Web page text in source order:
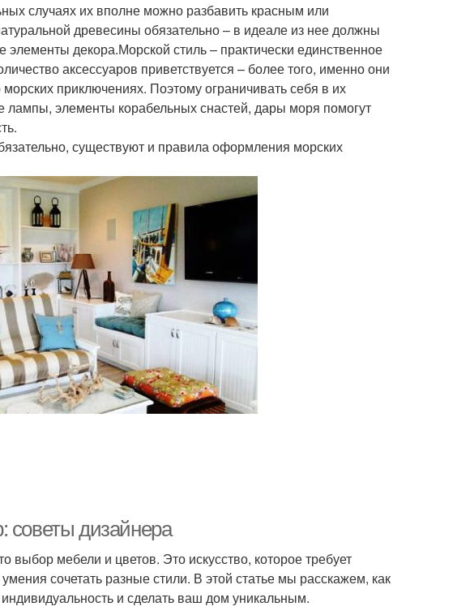
случаях их вполне можно разбавить красным или
древесины обязательно – в идеале из нее должны
декора.Морской стиль – практически единственное
аксессуаров приветствуется – более того, именно они
приключениях. Поэтому ограничивать себя в их
лампы, элементы корабельных снастей, дары моря помогут
существуют и правила оформления морских
советы дизайнера
выбор мебели и цветов. Это искусство, которое требует
сочетать разные стили. В этой статье мы расскажем, как
и сделать ваш дом уникальным.